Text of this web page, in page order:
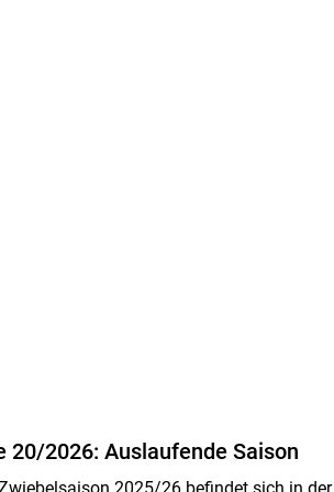
20/2026: Auslaufende Saison
2025/26 befindet sich in